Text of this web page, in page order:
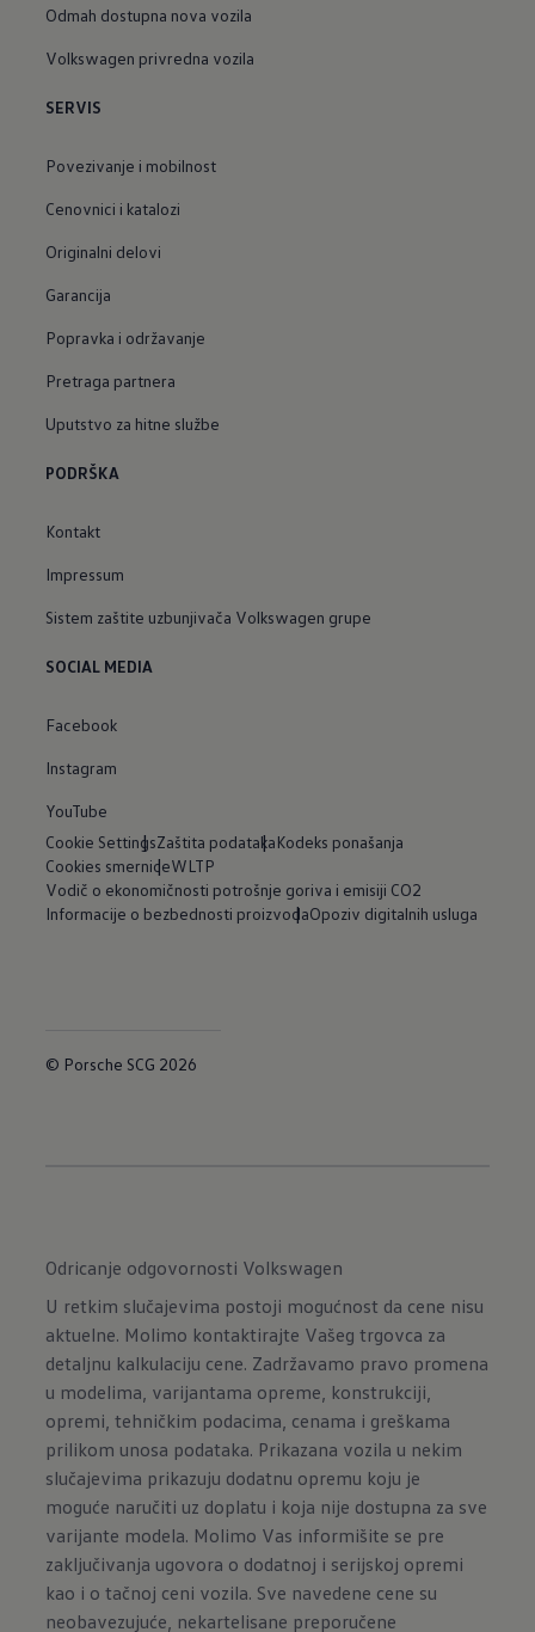
Odmah dostupna nova vozila
Volkswagen privredna vozila
SERVIS
Povezivanje i mobilnost
Cenovnici i katalozi
Originalni delovi
Garancija
Popravka i održavanje
Pretraga partnera
Uputstvo za hitne službe
PODRŠKA
Kontakt
Impressum
Sistem zaštite uzbunjivača Volkswagen grupe
SOCIAL MEDIA
Facebook
Instagram
YouTube
Cookie SettingsZaštita podatakaKodeks ponašanja
Cookies smerniceWLTP
Vodič o ekonomičnosti potrošnje goriva i emisiji CO2
Informacije o bezbednosti proizvodaOpoziv digitalnih usluga
© Porsche SCG 2026
Odricanje odgovornosti Volkswagen
U retkim slučajevima postoji mogućnost da cene nisu
aktuelne. Molimo kontaktirajte Vašeg trgovca za
detaljnu kalkulaciju cene. Zadržavamo pravo promena
u modelima, varijantama opreme, konstrukciji,
opremi, tehničkim podacima, cenama i greškama
prilikom unosa podataka. Prikazana vozila u nekim
slučajevima prikazuju dodatnu opremu koju je
moguće naručiti uz doplatu i koja nije dostupna za sve
varijante modela. Molimo Vas informišite se pre
zaključivanja ugovora o dodatnoj i serijskoj opremi
kao i o tačnoj ceni vozila. Sve navedene cene su
neobavezujuće, nekartelisane preporučene